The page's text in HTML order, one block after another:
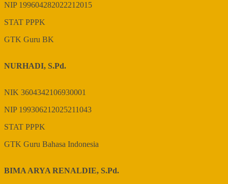
NIP 199604282022212015
STAT PPPK
GTK Guru BK
NURHADI, S.Pd.
NIK 3604342106930001
NIP 199306212025211043
STAT PPPK
GTK Guru Bahasa Indonesia
BIMA ARYA RENALDIE, S.Pd.